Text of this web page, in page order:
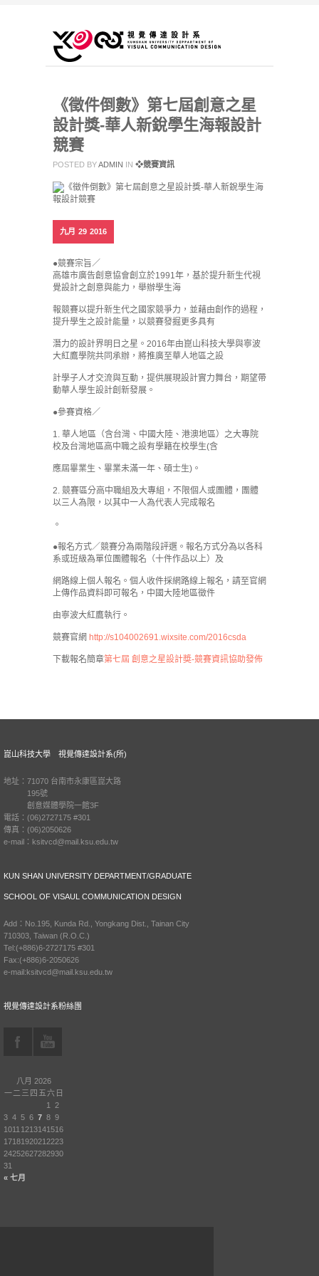
《徵件倒數》第七屆創意之星
設計獎-華人新銳學生海報設計
競賽
POSTED BYADMIN IN ❖競賽資訊
九月 29 2016
●競賽宗旨／
高雄市廣告創意協會創立於1991年，基於提升新生代視
覺設計之創意與能力，舉辦學生海
報競賽以提升新生代之國家競爭力，並藉由創作的過程，
提升學生之設計能量，以競賽發掘更多具有
潛力的設計界明日之星。2016年由崑山科技大學與寧波
大紅鷹學院共同承辦，將推廣至華人地區之設
計學子人才交流與互動，提供展現設計實力舞台，期望帶
動華人學生設計創新發展。
●參賽資格／
1. 華人地區（含台灣、中國大陸、港澳地區）之大專院
校及台灣地區高中職之設有學籍在校學生(含
應屆畢業生、畢業未滿一年、碩士生)。
2. 競賽區分高中職組及大專組，不限個人或團體，團體
以三人為限，以其中一人為代表人完成報名
。
●報名方式／競賽分為兩階段評選。報名方式分為以各科
系或班級為單位團體報名（十件作品以上）及
網路線上個人報名。個人收件採網路線上報名，請至官網
上傳作品資料即可報名，中國大陸地區徵件
由寧波大紅鷹執行。
競賽官網 http://s104002691.wixsite.com/2016csda
下載報名簡章第七屆 創意之星設計奬-競賽資訊協助發佈
崑山科技大學 視覺傳達設計系(所)
地址：71070 台南市永康區崑大路
195號
創意媒體學院一館3F
電話：(06)2727175 #301
傳真：(06)2050626
e-mail：ksitvcd@mail.ksu.edu.tw
KUN SHAN UNIVERSITY DEPARTMENT/GRADUATE
SCHOOL OF VISAUL COMMUNICATION DESIGN
Add：No.195, Kunda Rd., Yongkang Dist., Tainan City
710303, Taiwan (R.O.C.)
Tel:(+886)6-2727175 #301
Fax:(+886)6-2050626
e-mail:ksitvcd@mail.ksu.edu.tw
視覺傳達設計系粉絲團
八月 2026
一 二 三 四 五六 日
« 七月
1
2
3 4 5 6 7 8 9
1011 1213141516
1718192021 2223
24252627282930
31